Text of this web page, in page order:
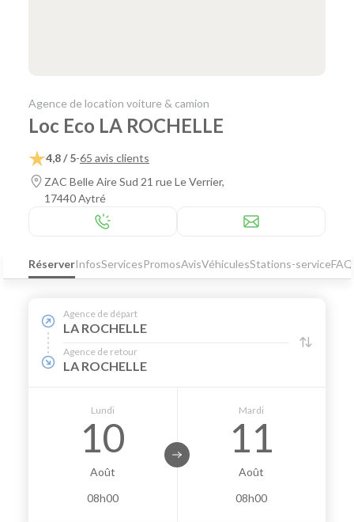
Agence de location voiture & camion
Loc Eco LA ROCHELLE
4,8 / 5-65 avis clients
ZAC Belle Aire Sud 21 rue Le Verrier,
17440 Aytré
RéserverInfosServicesPromosAvisVéhiculesStations-serviceFAQ
Agence de départ
LA ROCHELLE
Agence de retour
LA ROCHELLE
Lundi
10
Août
08h00
Mardi
11
Août
08h00